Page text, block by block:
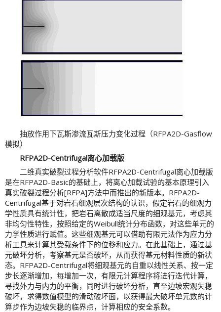
抽放作用下瓦斯渗流瓦斯压力变化过程（RFPA2D-Gasflow
模拟）
RFPA2D-Centrifugal离心加载版
二维真实破裂过程分析软件RFPA2D-Centrifugal离心加载版
是在RFPA2D-Basic的基础上，将离心加载试验的基本原理引入
真实破裂过程分析[RFPA]方法中而推出的新版本。RFPA2D-
Centrifugal基于对岩石细观层次结构的认识，假定岩石的细观力
学性质具有统计性，把岩石离散成适当尺度的细观基元，考虑其
非均匀性特性，按照给定的Weibull统计分布函数，对这些单元的
力学性质进行赋值。这些细观基元可以借助有限元法作为应力分
析工具来计算其受载条件下的位移和应力。在此基础上，通过基
元破坏分析，考察基元是否破坏，从而获得基元材料性质的新状
态。RFPA2D-Centrifugal将细观基元的自重以线性关系、按一定
步长逐渐增加，每增加一次，有限元计算程序将进行迭代计算，
寻找外力与内力的平衡，同时进行破坏分析，直至边坡宏观失稳
破坏，求得数值模型的滑动破坏面，以获得最大破坏单元数的计
算步作为边坡失稳的临界点，计算相应的安全系数。